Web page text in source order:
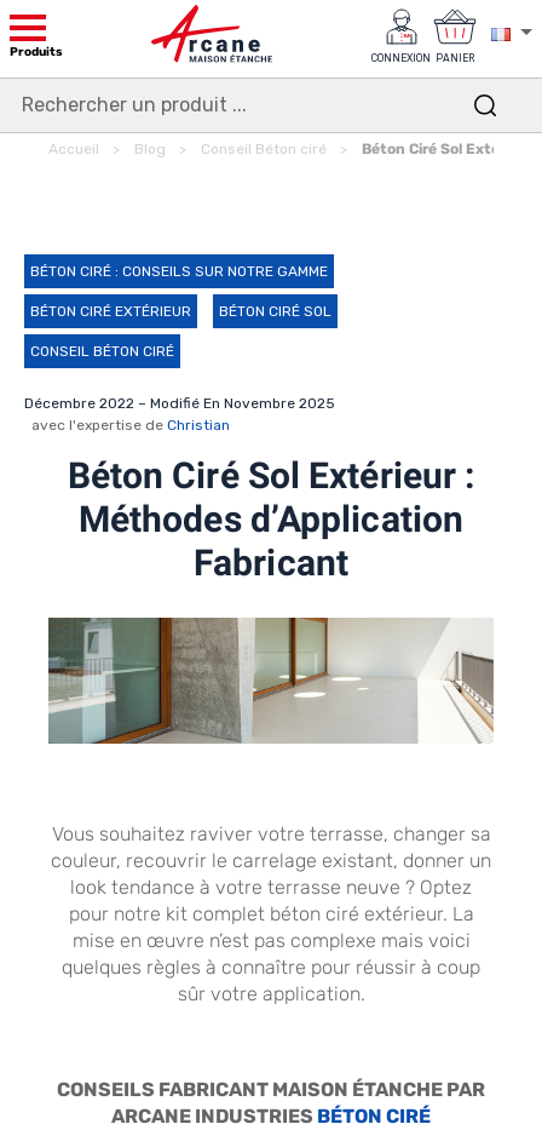
Produits CONNEXION PANIER
Accueil Blog Conseil Béton ciré Béton Ciré Sol Extérieur
BÉTON CIRÉ : CONSEILS SUR NOTRE GAMME
BÉTON CIRÉ EXTÉRIEUR BÉTON CIRÉ SOL
CONSEIL BÉTON CIRÉ
Décembre 2022 – Modifié En Novembre 2025
avec l'expertise de Christian
Béton Ciré Sol Extérieur :
Méthodes d’Application
Fabricant
Vous souhaitez raviver votre terrasse, changer sa
couleur, recouvrir le carrelage existant, donner un
look tendance à votre terrasse neuve ? Optez
pour notre kit complet béton ciré extérieur. La
mise en œuvre n’est pas complexe mais voici
quelques règles à connaître pour réussir à coup
sûr votre application.
CONSEILS FABRICANT MAISON ÉTANCHE PAR
ARCANE INDUSTRIES BÉTON CIRÉ